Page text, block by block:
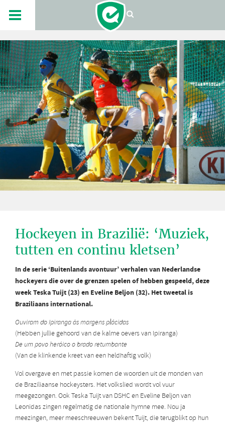
Hockeyen in Brazilië: ‘Muziek,
tutten en continu kletsen’
In de serie ‘Buitenlands avontuur’ verhalen van Nederlandse
hockeyers die over de grenzen spelen of hebben gespeeld, deze
week Teska Tuijt (23) en Eveline Beljon (32). Het tweetal is
Braziliaans international.
Ouviram do Ipiranga às margens plácidas
(Hebben jullie gehoord van de kalme oevers van Ipiranga)
De um povo heróico o brado retumbante
(Van de klinkende kreet van een heldhaftig volk)
Vol overgave en met passie komen de woorden uit de monden van
de Braziliaanse hockeysters. Het volkslied wordt vol vuur
meegezongen. Ook Teska Tuijt van DSHC en Eveline Beljon van
Leonidas zingen regelmatig de nationale hymne mee. Nou ja
meezingen, meer meeschreeuwen bekent Tuijt, die terugblikt op hun